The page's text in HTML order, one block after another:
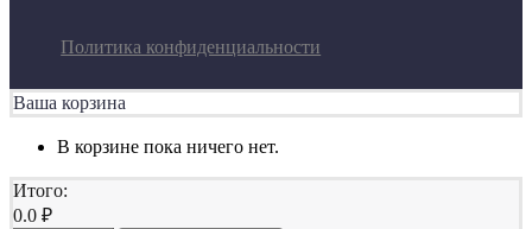
Политика конфиденциальности
Ваша корзина
В корзине пока ничего нет.
Итого:
0.0 ₽